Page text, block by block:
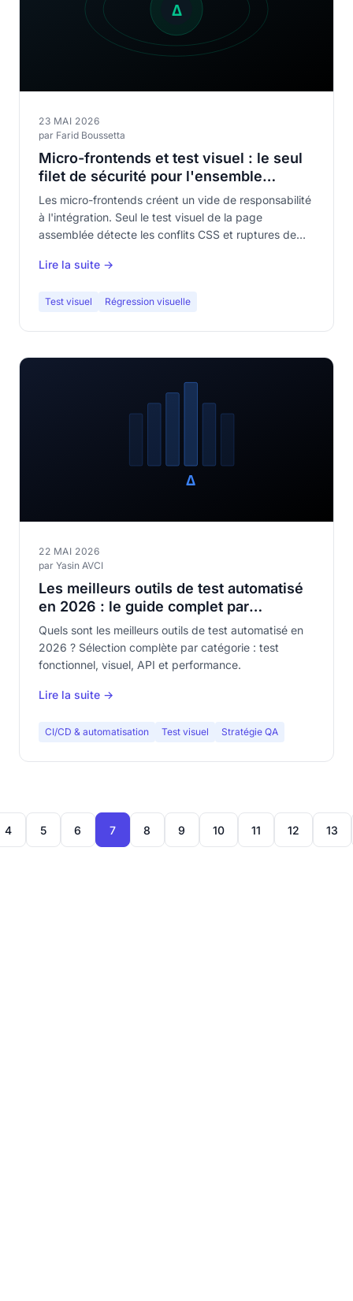
23 MAI 2026
par Farid Boussetta
Micro-frontends et test visuel : le seul
filet de sécurité pour l'ensemble
assemblé
Les micro-frontends créent un vide de responsabilité
à l'intégration. Seul le test visuel de la page
assemblée détecte les conflits CSS et ruptures de
Lire la suite →
Test visuel Régression visuelle
22 MAI 2026
par Yasin AVCI
Les meilleurs outils de test automatisé
en 2026 : le guide complet par
catégorie
Quels sont les meilleurs outils de test automatisé en
2026 ? Sélection complète par catégorie : test
fonctionnel, visuel, API et performance.
Lire la suite →
CI/CD & automatisation Test visuel Stratégie QA
4 5 6 7 8 9 10 11 12 13